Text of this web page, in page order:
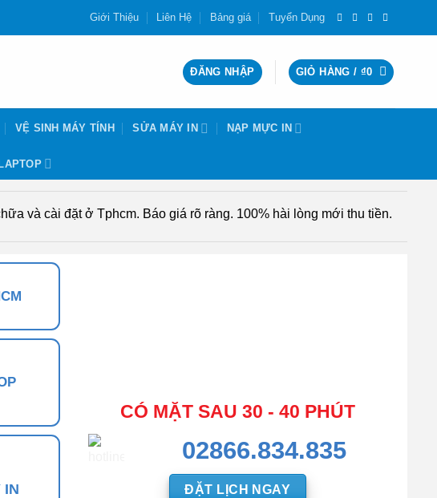
Giới Thiệu Liên Hệ Bảng giá Tuyển Dụng
ĐĂNG NHẬP GIỎ HÀNG / ₫0
VỆ SINH MÁY TÍNH SỬA MÁY IN NẠP MỰC IN
và cài đặt ở Tphcm. Báo giá rõ ràng. 100% hài lòng mới thu tiền.
IN
CÓ MẶT SAU 30 - 40 PHÚT
02866.834.835
ĐẶT LỊCH NGAY